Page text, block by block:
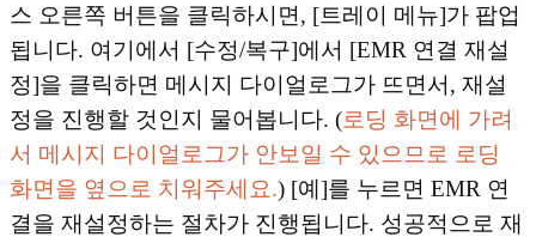
스 오른쪽 버튼을 클릭하시면, [트레이 메뉴]가 팝업
됩니다. 여기에서 [수정/복구]에서 [EMR 연결 재설
정]을 클릭하면 메시지 다이얼로그가 뜨면서, 재설
정을 진행할 것인지 물어봅니다. (로딩 화면에 가려
서 메시지 다이얼로그가 안보일 수 있으므로 로딩
화면을 옆으로 치워주세요.) [예]를 누르면 EMR 연
결을 재설정하는 절차가 진행됩니다. 성공적으로 재